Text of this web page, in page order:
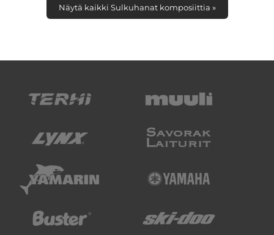
Näytä kaikki Sulkuhanat komposiittia »